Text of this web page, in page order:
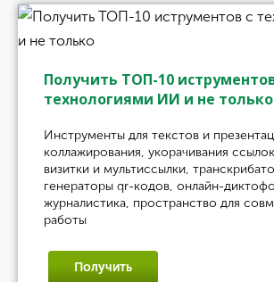
Получить ТОП-10
технологиями ИИ и не только
Инструменты для текстов и
коллажирования, укорачивания
визитки и мультиссылки,
генераторы qr-кодов, онлайн-
журналистика, пространство для
работы
Получить